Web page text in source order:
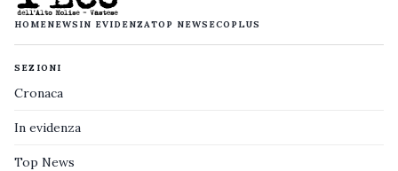
HOMENEWS IN EVIDENZATOP NEWS ECOPLUS
SEZIONI
Cronaca
In evidenza
Top News